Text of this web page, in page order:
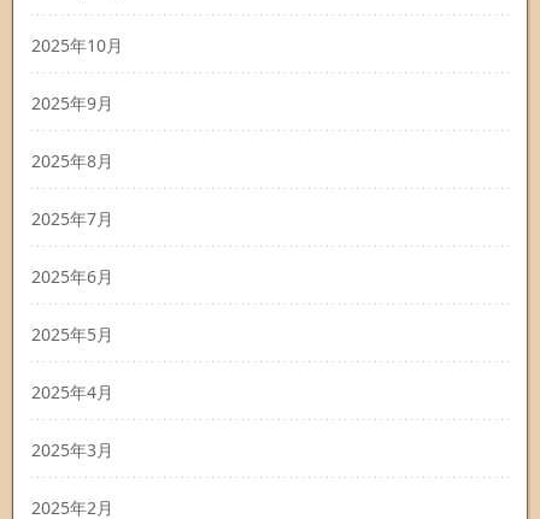
2025年10月
2025年9月
2025年8月
2025年7月
2025年6月
2025年5月
2025年4月
2025年3月
2025年2月